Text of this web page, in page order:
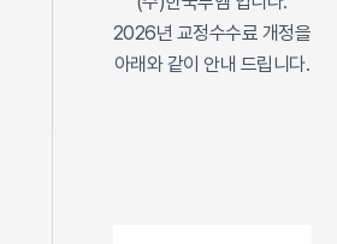
2026년 교정수수료 개정을
아래와 같이 안내 드립니다.